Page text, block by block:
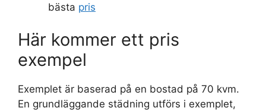
bästa pris
Här kommer ett pris
exempel
Exemplet är baserad på en bostad på 70 kvm.
En grundläggande städning utförs i exemplet,